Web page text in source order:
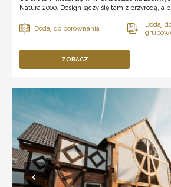
Natura 2000. Design łączy się tam z przyrodą, a
ZOBACZ